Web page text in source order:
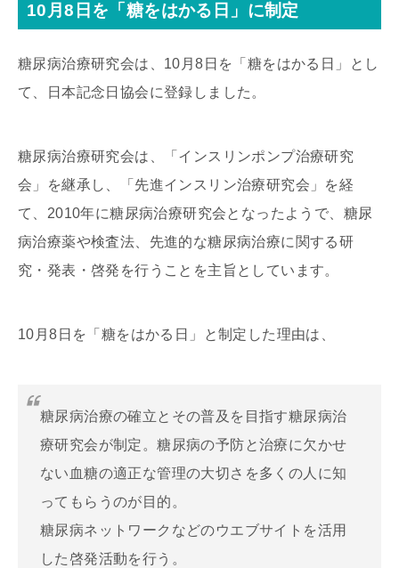
10月8日を「糖をはかる日」に制定
糖尿病治療研究会は、10月8日を「糖をはかる日」とし
て、日本記念日協会に登録しました。
糖尿病治療研究会は、「インスリンポンプ治療研究
会」を継承し、「先進インスリン治療研究会」を経
て、2010年に糖尿病治療研究会となったようで、糖尿
病治療薬や検査法、先進的な糖尿病治療に関する研
究・発表・啓発を行うことを主旨としています。
10月8日を「糖をはかる日」と制定した理由は、
糖尿病治療の確立とその普及を目指す糖尿病治
療研究会が制定。糖尿病の予防と治療に欠かせ
ない血糖の適正な管理の大切さを多くの人に知
ってもらうのが目的。
糖尿病ネットワークなどのウエブサイトを活用
した啓発活動を行う。